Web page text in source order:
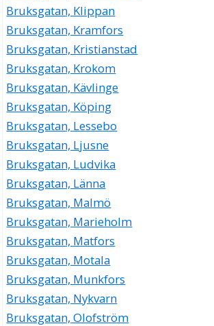
Bruksgatan, Klippan
Bruksgatan, Kramfors
Bruksgatan, Kristianstad
Bruksgatan, Krokom
Bruksgatan, Kävlinge
Bruksgatan, Köping
Bruksgatan, Lessebo
Bruksgatan, Ljusne
Bruksgatan, Ludvika
Bruksgatan, Länna
Bruksgatan, Malmö
Bruksgatan, Marieholm
Bruksgatan, Matfors
Bruksgatan, Motala
Bruksgatan, Munkfors
Bruksgatan, Nykvarn
Bruksgatan, Olofström